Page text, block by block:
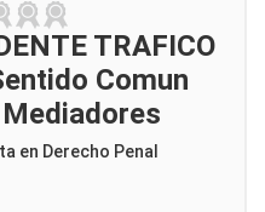
TRAFICO
Comun
en Derecho Penal